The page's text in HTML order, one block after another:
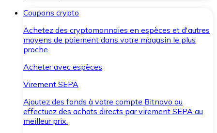
Coupons crypto
Achetez des cryptomonnaies en espèces et d'autres
moyens de paiement dans votre magasin le plus
proche.
Acheter avec espèces
Virement SEPA
Ajoutez des fonds à votre compte Bitnovo ou
effectuez des achats directs par virement SEPA au
meilleur prix.